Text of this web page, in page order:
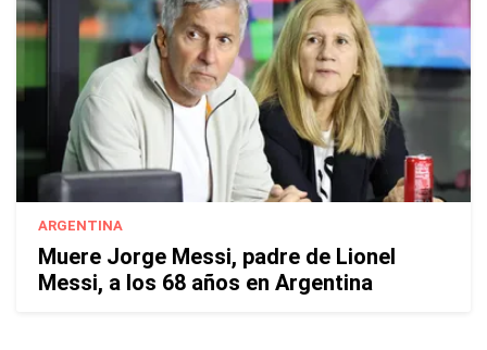
ARGENTINA
Muere Jorge Messi, padre de Lionel
Messi, a los 68 años en Argentina